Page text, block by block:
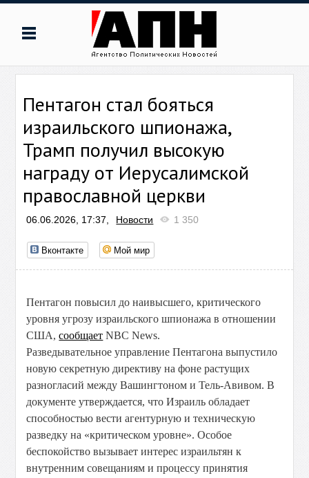
Пентагон стал бояться
израильского шпионажа,
Трамп получил высокую
награду от Иерусалимской
православной церкви
06.06.2026, 17:37, Новости 1 350
Вконтакте Мой мир
Пентагон повысил до наивысшего, критического
уровня угрозу израильского шпионажа в отношении
США,сообщает NBC News.
Разведывательное управление Пентагона выпустило
новую секретную директиву на фоне растущих
разногласий между Вашингтоном и Тель-Авивом. В
документе утверждается, что Израиль обладает
способностью вести агентурную и техническую
разведку на «критическом уровне». Особое
беспокойство вызывает интерес израильтян к
внутренним совещаниям и процессу принятия